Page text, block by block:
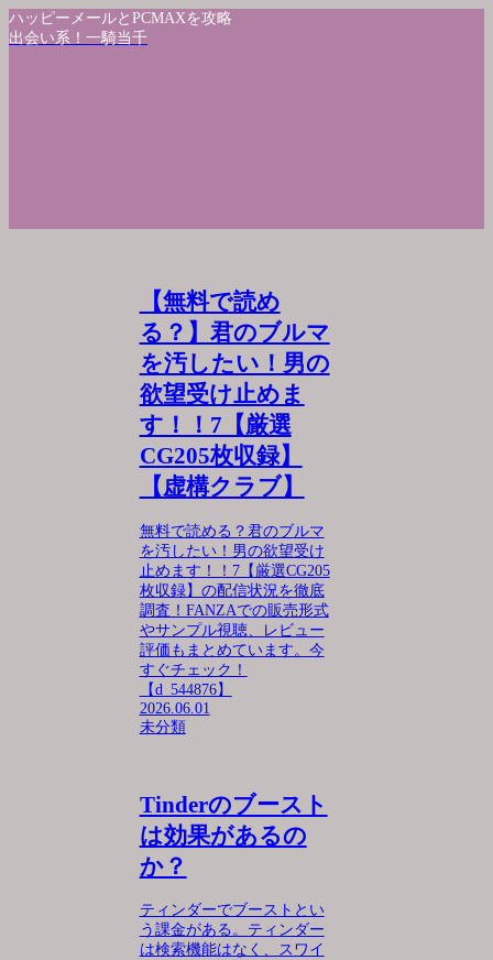
ハッピーメールとPCMAXを攻略
出会い系！一騎当千
【無料で読め
る？】君のブルマ
を汚したい！男の
欲望受け止めま
す！！7【厳選
CG205枚収録】
【虚構クラブ】
無料で読める？君のブルマ
を汚したい！男の欲望受け
止めます！！7【厳選CG205
枚収録】の配信状況を徹底
調査！FANZAでの販売形式
やサンプル視聴、レビュー
評価もまとめています。今
すぐチェック！
【d_544876】
2026.06.01
未分類
Tinderのブースト
は効果があるの
か？
ティンダーでブーストとい
う課金がある。ティンダー
は検索機能はなく、スワイ